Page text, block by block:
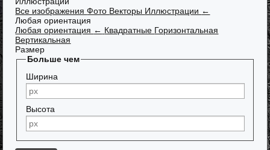
Все изображенияФото Векторы Иллюстрации ←
Любая ориентация
Любая ориентация ← Квадратные Горизонтальная
Вертикальная
Размер
Больше чем
Ширина
Высота